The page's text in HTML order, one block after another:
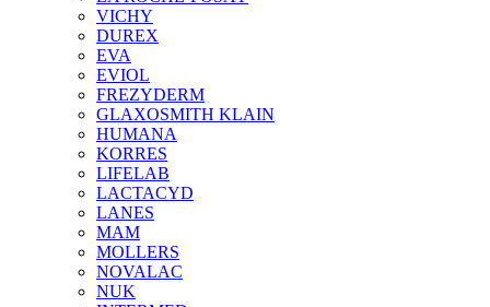
VICHY
DUREX
EVA
EVIOL
FREZYDERM
GLAXOSMITH KLAIN
HUMANA
KORRES
LIFELAB
LACTACYD
LANES
MAM
MOLLERS
NOVALAC
NUK